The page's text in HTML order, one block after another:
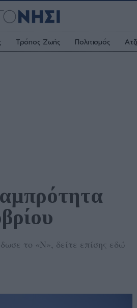
Τρόπος Ζωής Πολιτισμός
το «Ν», δείτε επίσης εδώ